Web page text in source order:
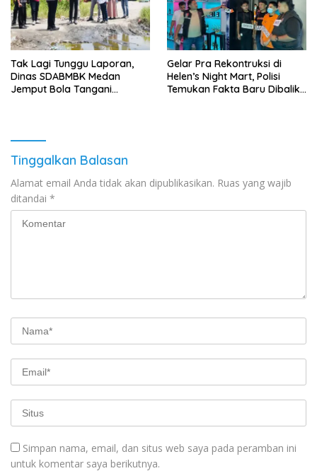
Tak Lagi Tunggu Laporan,
Dinas SDABMBK Medan
Jemput Bola Tangani
Gelar Pra Rekontruksi di
Helen’s Night Mart, Polisi
Temukan Fakta Baru Dibalik
Tinggalkan Balasan
Alamat email Anda tidak akan dipublikasikan. Ruas yang wajib
ditandai *
Simpan nama, email, dan situs web saya pada peramban ini
untuk komentar saya berikutnya.